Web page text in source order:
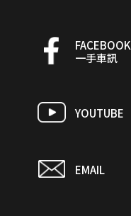
FACEBOOK
一手車訊
YOUTUBE
EMAIL